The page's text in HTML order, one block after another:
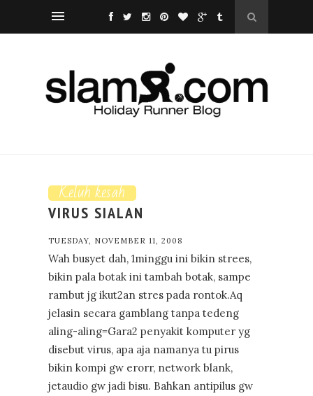
Keluh kesah
VIRUS SIALAN
TUESDAY, NOVEMBER 11, 2008
Wah busyet dah, 1minggu ini bikin strees,
bikin pala botak ini tambah botak, sampe
rambut jg ikut2an stres pada rontok.Aq
jelasin secara gamblang tanpa tedeng
aling-aling=Gara2 penyakit komputer yg
disebut virus, apa aja namanya tu pirus
bikin kompi gw erorr, network blank,
jetaudio gw jadi bisu. Bahkan antipilus gw